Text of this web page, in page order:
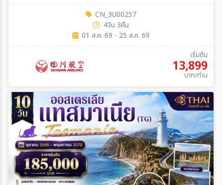
CN_3U00257
4วัน 3คืน
01 ส.ค. 69 - 25 ส.ค. 69
เริ่มต้น
13,899
บาท/ท่าน